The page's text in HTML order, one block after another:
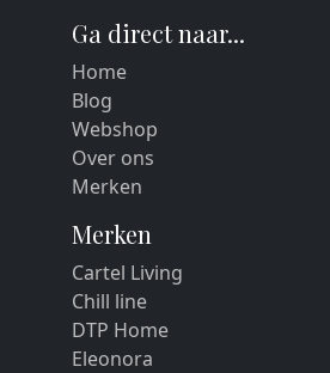
Ga direct naar...
Home
Blog
Webshop
Over ons
Merken
Merken
Cartel Living
Chill line
DTP Home
Eleonora